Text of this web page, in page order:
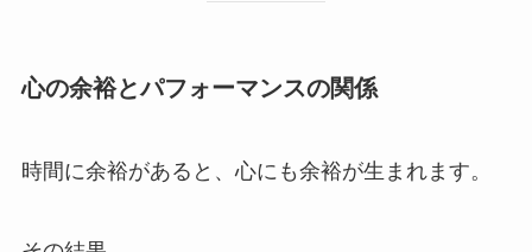
心の余裕とパフォーマンスの関係
時間に余裕があると、心にも余裕が生まれます。